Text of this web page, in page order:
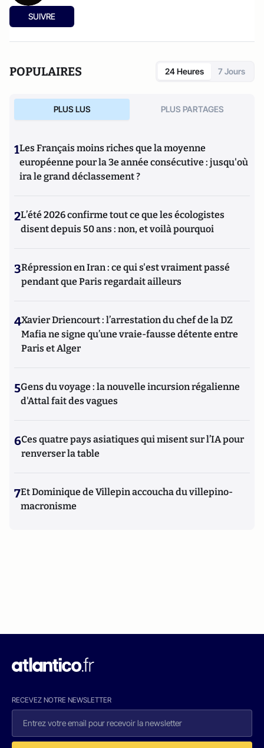
SUIVRE
POPULAIRES 24 Heures 7 Jours
PLUS LUS PLUS PARTAGES
1Les Français moins riches que la moyenne
européenne pour la 3e année consécutive : jusqu'où
ira le grand déclassement ?
2L’été 2026 confirme tout ce que les écologistes
disent depuis 50 ans : non, et voilà pourquoi
3Répression en Iran : ce qui s'est vraiment passé
pendant que Paris regardait ailleurs
4Xavier Driencourt : l’arrestation du chef de la DZ
Mafia ne signe qu’une vraie-fausse détente entre
Paris et Alger
5Gens du voyage : la nouvelle incursion régalienne
d'Attal fait des vagues
6Ces quatre pays asiatiques qui misent sur l’IA pour
renverser la table
7Et Dominique de Villepin accoucha du villepino-
macronisme
RECEVEZ NOTRE NEWSLETTER